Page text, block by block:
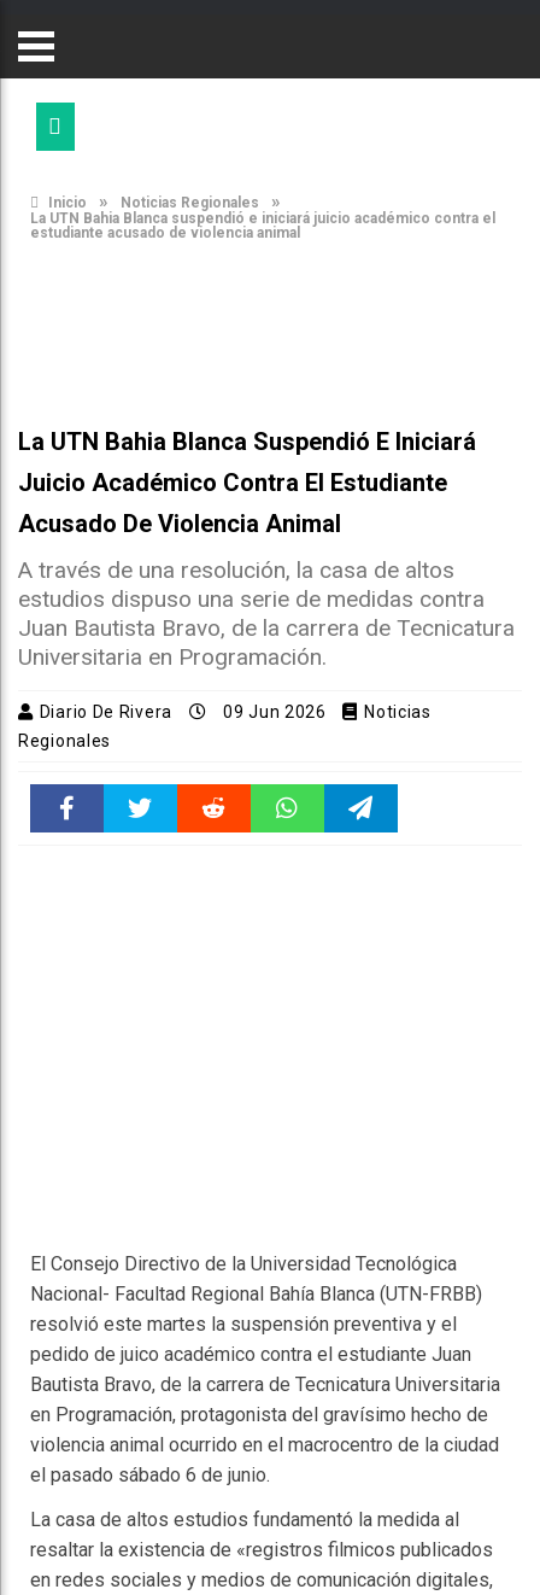
Inicio » Noticias Regionales »
La UTN Bahia Blanca suspendió e iniciará juicio académico contra el
estudiante acusado de violencia animal
La UTN Bahia Blanca Suspendió E Iniciará
Juicio Académico Contra El Estudiante
Acusado De Violencia Animal
A través de una resolución, la casa de altos
estudios dispuso una serie de medidas contra
Juan Bautista Bravo, de la carrera de Tecnicatura
Universitaria en Programación.
Diario De Rivera 09 Jun 2026
Noticias
Regionales
El Consejo Directivo de la Universidad Tecnológica
Nacional- Facultad Regional Bahía Blanca (UTN-FRBB)
resolvió este martes la suspensión preventiva y el
pedido de juico académico contra el estudiante Juan
Bautista Bravo, de la carrera de Tecnicatura Universitaria
en Programación, protagonista del gravísimo hecho de
violencia animal ocurrido en el macrocentro de la ciudad
el pasado sábado 6 de junio.
La casa de altos estudios fundamentó la medida al
resaltar la existencia de «registros filmicos publicados
en redes sociales y medios de comunicación digitales,